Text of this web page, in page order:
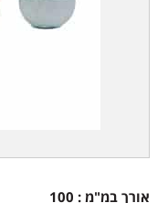
אורך במ"מ : 100